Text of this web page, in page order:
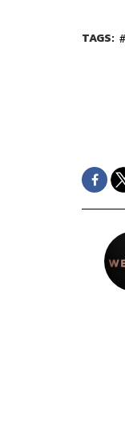
TAGS: